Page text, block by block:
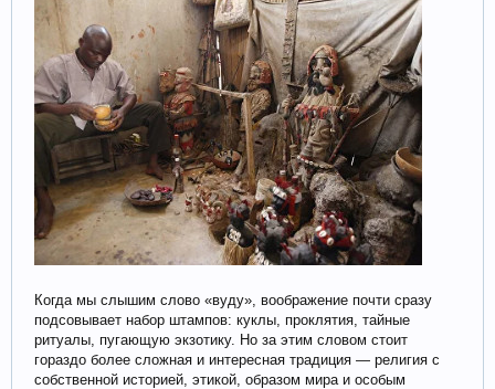
Когда мы слышим слово «вуду», воображение почти сразу
подсовывает набор штампов: куклы, проклятия, тайные
ритуалы, пугающую экзотику. Но за этим словом стоит
гораздо более сложная и интересная традиция — религия с
собственной историей, этикой, образом мира и особым